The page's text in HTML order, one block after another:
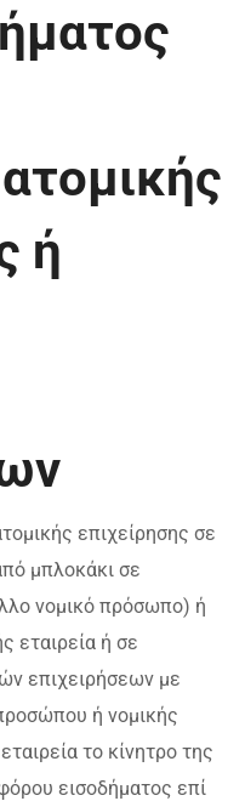
ή
επιχείρησης σε
μπλοκάκι σε
νομικό πρόσωπο) ή
εταιρεία ή σε
επιχειρήσεων με
ή νομικής
το κίνητρο της
εισοδήματος επί